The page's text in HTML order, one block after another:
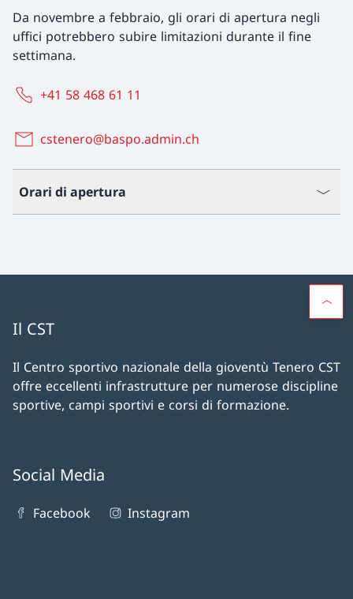
Da novembre a febbraio, gli orari di apertura negli
uffici potrebbero subire limitazioni durante il fine
settimana.
+41 58 468 61 11
cstenero@baspo.admin.ch
Orari di apertura
Il CST
Il Centro sportivo nazionale della gioventù Tenero CST
offre eccellenti infrastrutture per numerose discipline
sportive, campi sportivi e corsi di formazione.
Social Media
Facebook Instagram